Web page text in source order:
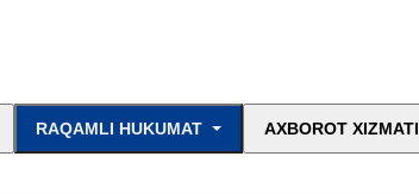
RAQAMLI HUKUMAT AXBOROT XIZMATI